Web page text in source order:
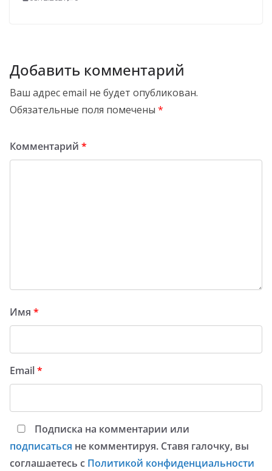
Добавить комментарий
Ваш адрес email не будет опубликован.
Обязательные поля помечены *
Комментарий *
Имя *
Email*
Подписка на комментарии или
подписаться не комментируя. Ставя галочку, вы
соглашаетесь с Политикой конфиденциальности